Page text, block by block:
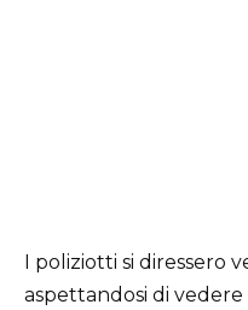
I poliziotti si diressero
aspettandosi di